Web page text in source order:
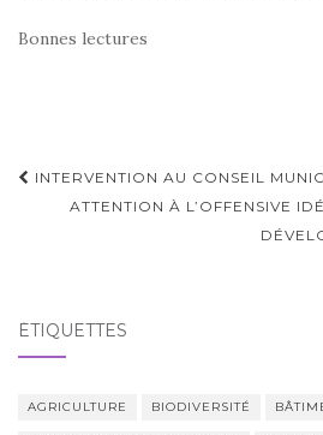
Bonnes lectures
Navigation
d'article
INTERVENTION AU CONSEIL
ATTENTION À L’OFFENSIVE
ÉTIQUETTES
AGRICULTURE BIODIVERSITÉ